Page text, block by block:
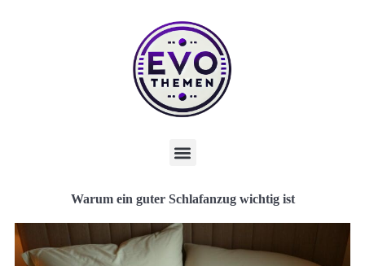
Warum ein guter Schlafanzug wichtig ist